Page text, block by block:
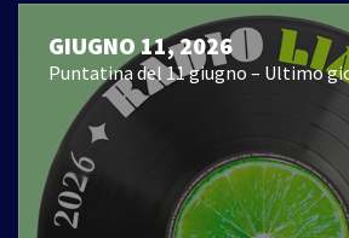
GIUGNO 11, 2026
Puntatina del 11 giugno – Ultimo